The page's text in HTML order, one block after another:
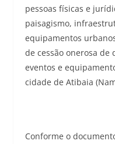
pessoas físicas e
paisagismo,
equipamentos
de cessão onerosa de
eventos e
cidade de Atibaia
Conforme o